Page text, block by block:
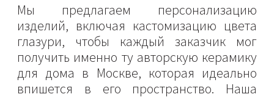
Мы предлагаем персонализацию
изделий, включая кастомизацию цвета
глазури, чтобы каждый заказчик мог
получить именно ту авторскую керамику
для дома в Москве, которая идеально
впишется в его пространство. Наша